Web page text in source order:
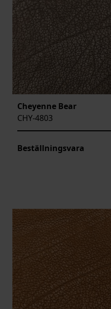
Cheyenne Bear
CHY-4803
Beställningsvara